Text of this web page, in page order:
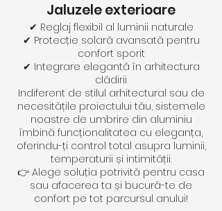
Jaluzele exterioare
✔ Reglaj flexibil al luminii naturale
✔ Protecție solară avansată pentru
confort sporit
✔ Integrare elegantă în arhitectura
clădirii
Indiferent de stilul arhitectural sau de
necesitățile proiectului tău, sistemele
noastre de umbrire din aluminiu
îmbină funcționalitatea cu eleganța,
oferindu-ți control total asupra luminii,
temperaturii și intimității.
👉 Alege soluția potrivită pentru casa
sau afacerea ta și bucură-te de
confort pe tot parcursul anului!